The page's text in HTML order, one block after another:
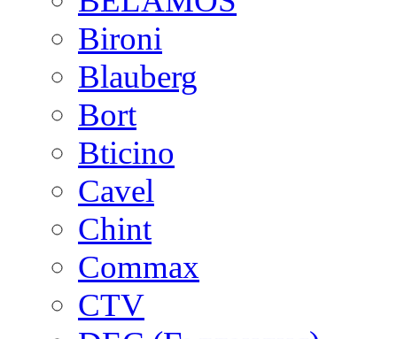
Bironi
Blauberg
Bort
Bticino
Cavel
Chint
Commax
CTV